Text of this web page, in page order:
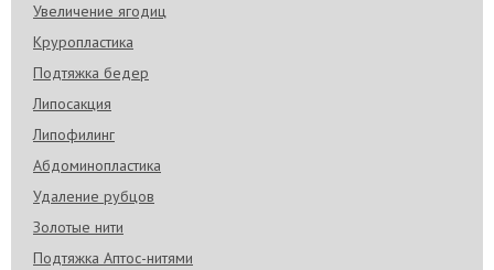
Увеличение ягодиц
Круропластика
Подтяжка бедер
Липосакция
Липофилинг
Абдоминопластика
Удаление рубцов
Золотые нити
Подтяжка Аптос-нитями